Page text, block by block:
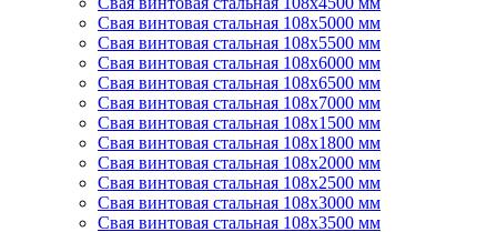
Свая винтовая стальная 108х5000 мм
Свая винтовая стальная 108х5500 мм
Свая винтовая стальная 108х6000 мм
Свая винтовая стальная 108х6500 мм
Свая винтовая стальная 108х7000 мм
Свая винтовая стальная 108х1500 мм
Свая винтовая стальная 108х1800 мм
Свая винтовая стальная 108х2000 мм
Свая винтовая стальная 108х2500 мм
Свая винтовая стальная 108х3000 мм
Свая винтовая стальная 108х3500 мм